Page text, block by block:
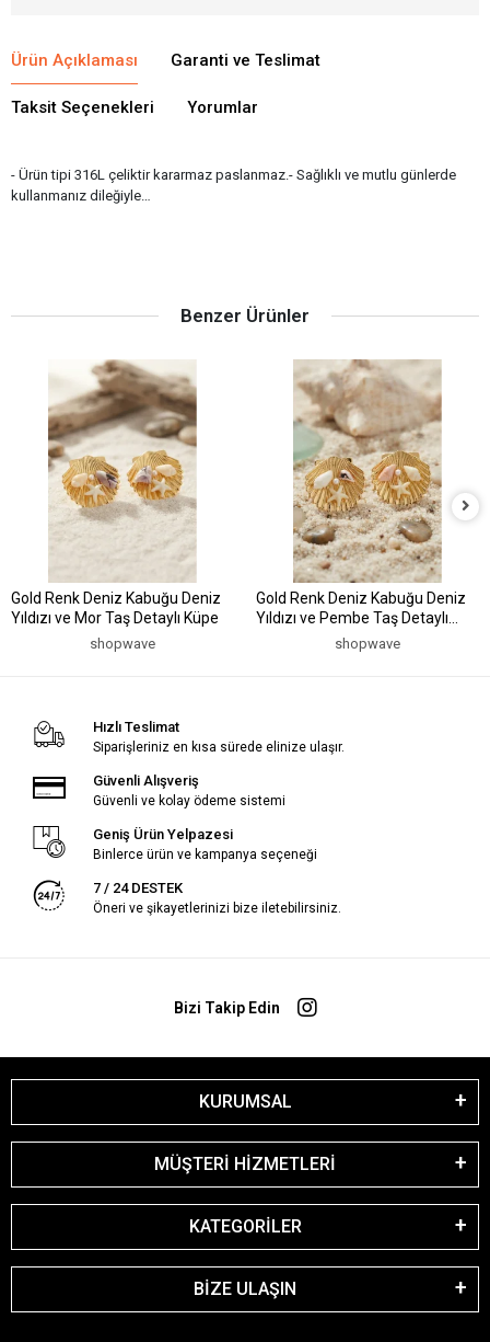
Ürün Açıklaması Garanti ve Teslimat
Taksit Seçenekleri Yorumlar
- Ürün tipi 316L çeliktir kararmaz paslanmaz.- Sağlıklı ve mutlu günlerde
kullanmanız dileğiyle…
Benzer Ürünler
Gold Renk Deniz Kabuğu Deniz
Yıldızı ve Mor Taş Detaylı Küpe
shopwave
Gold Renk Deniz Kabuğu Deniz
Yıldızı ve Pembe Taş Detaylı
shopwave
Hızlı Teslimat
Siparişleriniz en kısa sürede elinize ulaşır.
Güvenli Alışveriş
Güvenli ve kolay ödeme sistemi
Geniş Ürün Yelpazesi
Binlerce ürün ve kampanya seçeneği
7 / 24 DESTEK
Öneri ve şikayetlerinizi bize iletebilirsiniz.
Bizi Takip Edin
KURUMSAL
MÜŞTERİ HİZMETLERİ
KATEGORİLER
BİZE ULAŞIN